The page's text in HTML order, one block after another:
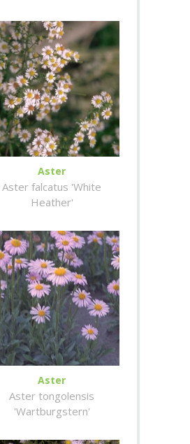
Aster
Aster falcatus 'White
Heather'
Aster
Aster tongolensis
'Wartburgstern'